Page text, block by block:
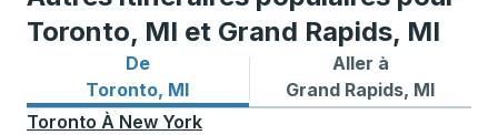
Toronto, MI et Grand Rapids, MI
De
Toronto, MI
Itinéraires de bus depuis Toronto, MI
Aller à
Grand Rapids, MI
Itinéraires de bus vers
Toronto À New York